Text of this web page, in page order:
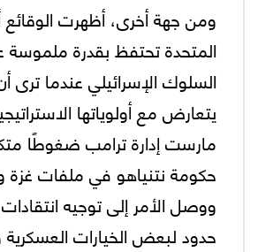
ومن جهة أخرى، أظهرت الوقائع
المتحدة تحتفظ بقدرة ملموسة
السلوك الإسرائيلي عندما ترى
يتعارض مع أولوياتها
مارست إدارة ترامب ضغوطًا
حكومة نتنياهو في ملفات غزة
ووصل الأمر إلى توجيه
حدود لبعض الخيارات